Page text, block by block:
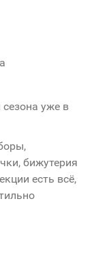
уже в
бижутерия
есть всё,